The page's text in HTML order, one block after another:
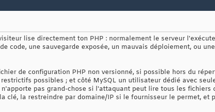
lise directement ton PHP : normalement le serveur
code, une sauvegarde exposée, un mauvais déploiement, ou
de configuration PHP non versionné, si possible hors du
possibles ; et côté MySQL un utilisateur dédié avec
pas grand-chose si l'attaquant peut lire tous les fichiers
clé, la restreindre par domaine/IP si le fournisseur le permet, et